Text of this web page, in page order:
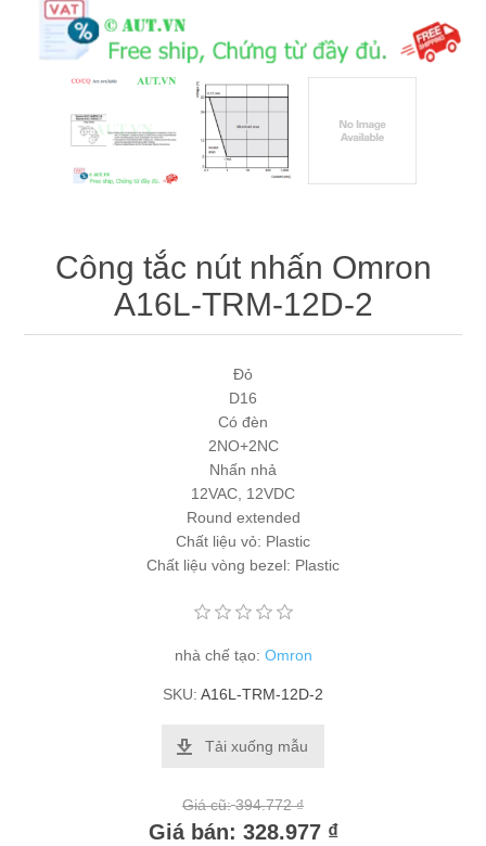
Máy tính công nghiệp
Động cơ servo 2 phase
Động cơ bước 2 phase
Quạt thông gió
Chưa Phân Loại
Phụ Kiện Schneider
Công tắc nút nhấn Omron
A16L-TRM-12D-2
Đỏ
D16
Có đèn
2NO+2NC
Nhấn nhả
12VAC, 12VDC
Round extended
Chất liệu vỏ: Plastic
Chất liệu vòng bezel: Plastic
nhà chế tạo: Omron
SKU: A16L-TRM-12D-2
Tải xuống mẫu
Giá cũ: 394.772 ₫
Giá bán: 328.977 ₫